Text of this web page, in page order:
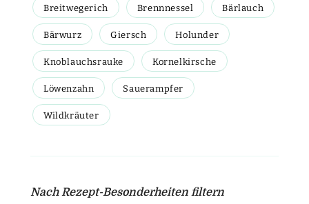
Breitwegerich Brennnessel Bärlauch
Bärwurz Giersch Holunder
Knoblauchsrauke Kornelkirsche
Löwenzahn Sauerampfer
Wildkräuter
Nach Rezept-Besonderheiten filtern